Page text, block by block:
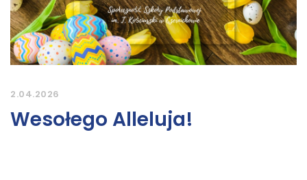
2.04.2026
Wesołego Alleluja!